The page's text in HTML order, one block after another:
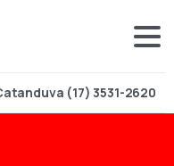
(17) 3531-2620